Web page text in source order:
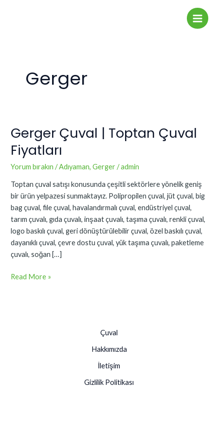
Main
Gerger
Gerger Çuval | Toptan Çuval
Fiyatları
Yorum bırakın /Adıyaman,Gerger/admin
Toptan çuval satışı konusunda çeşitli sektörlere yönelik geniş
bir ürün yelpazesi sunmaktayız. Polipropilen çuval, jüt çuval, big
bag çuval, file çuval, havalandırmalı çuval, endüstriyel çuval,
tarım çuvalı, gıda çuvalı, inşaat çuvalı, taşıma çuvalı, renkli çuval,
logo baskılı çuval, geri dönüştürülebilir çuval, özel baskılı çuval,
dayanıklı çuval, çevre dostu çuval, yük taşıma çuvalı, paketleme
çuvalı, soğan […]
Gerger
|
Toptan
Fiyatları
Read More »
Çuval
Hakkımızda
İletişim
Gizlilik Politikası